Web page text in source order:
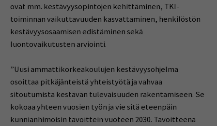
ovat mm. kestävyysopintojen kehittäminen, TKI-
toiminnan vaikuttavuuden kasvattaminen, henkilöstön
kestävyysosaamisen edistäminen sekä
luontovaikutusten arviointi.
”Uusi ammattikorkeakoulujen kestävyysohjelma
osoittaa pitkäjänteistä yhteistyötä ja vahvaa
sitoutumista kestävän tulevaisuuden rakentamiseen. Se
kokoaa yhteen vuosien työn ja vie sitä eteenpäin
kunnianhimoisin tavoittein vuoteen 2030. Tavoitteena